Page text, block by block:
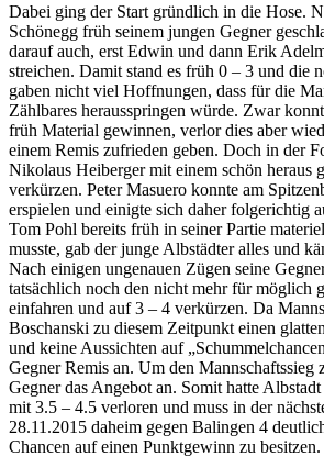
Dabei ging der Start gründlich in die Hose.
Schönegg früh seinem jungen Gegner
darauf auch, erst Edwin und dann Erik
streichen. Damit stand es früh 0 – 3 und die
gaben nicht viel Hoffnungen, dass für die
Zählbares herausspringen würde. Zwar
früh Material gewinnen, verlor dies aber
einem Remis zufrieden geben. Doch in der
Nikolaus Heiberger mit einem schön heraus
verkürzen. Peter Masuero konnte am
erspielen und einigte sich daher folgerichtig
Tom Pohl bereits früh in seiner Partie
musste, gab der junge Albstädter alles und
Nach einigen ungenauen Zügen seine
tatsächlich noch den nicht mehr für möglich
einfahren und auf 3 – 4 verkürzen. Da
Boschanski zu diesem Zeitpunkt einen
und keine Aussichten auf
Gegner Remis an. Um den Mannschaftssieg
Gegner das Angebot an. Somit hatte
mit 3.5 – 4.5 verloren und muss in der
28.11.2015 daheim gegen Balingen 4
Chancen auf einen Punktgewinn zu besitzen.